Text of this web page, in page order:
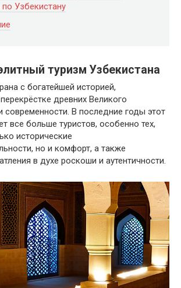
по Узбекистану
туризм Узбекистана
с богатейшей историей,
древних Великого
современности. В последние годы этот
все больше туристов, особенно тех,
исторические
но и комфорт, а также
в духе роскоши и аутентичности.